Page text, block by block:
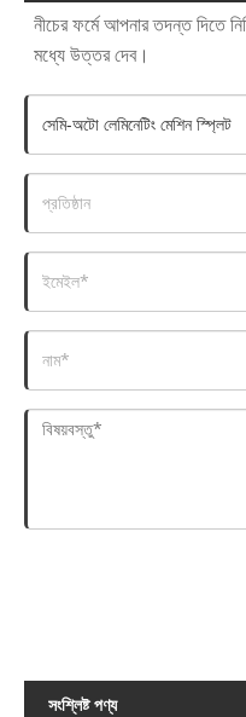
নীচের ফর্মে আপনার তদন্ত দিতে
মধ্যে উত্তর দেব।
সংশ্লিষ্ট পণ্য